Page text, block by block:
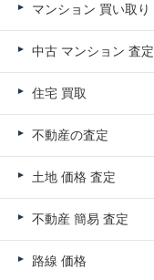
マンション 買い取り
中古 マンション 査定
住宅 買取
不動産の査定
土地 価格 査定
不動産 簡易 査定
路線 価格